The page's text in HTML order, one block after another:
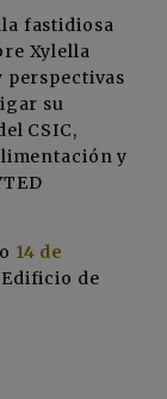
fastidiosa
Xylella
perspectivas
su
CSIC,
y
14 de
de